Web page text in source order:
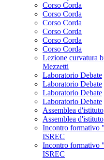
Corso Corda
Corso Corda
Corso Corda
Corso Corda
Corso Corda
Corso Corda
Lezione curvatura
Mezzetti
Laboratorio Debate
Laboratorio Debate
Laboratorio Debate
Laboratorio Debate
Assemblea d'istituto
Assemblea d'istituto
Incontro formativo
ISREC
Incontro formativo
ISREC